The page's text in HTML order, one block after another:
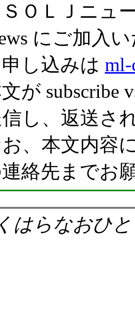
ＯＬＪニュ
にご加入
し込みは ml-
が subscribe
し、返送さ
、本文内容
絡先までお
はらなおひ